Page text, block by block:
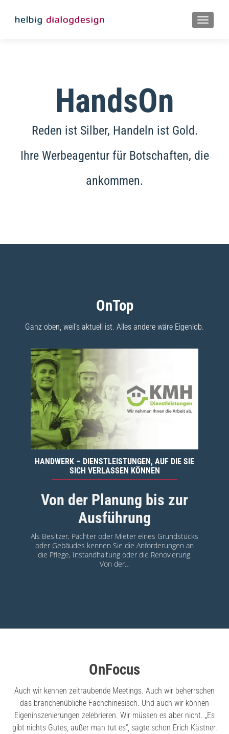
MENU
HandsOn
Reden ist Silber, Handeln ist Gold.
Ihre Werbeagentur für Botschaften, die
ankommen.
OnTop
Ganz oben, weil’s aktuell ist. Alles andere wäre Eigenlob.
AUF DIE SIE
bis zur
oder Mieter eines Grundstücks
Sie die Anforderungen an
oder die Renovierung.
EINZELHANDEL –
Michael Zander und Klaus
seit Ihrem Start vor 14 Jahren
Ihre hohe Kompetenz und den
im neuester
OnFocus
Auch wir kennen zeitraubende Meetings. Auch wir beherrschen
das branchenübliche Fachchinesisch. Und auch wir können
Eigeninszenierungen zelebrieren. Wir müssen es aber nicht. „Es
gibt nichts Gutes, außer man tut es“, sagte schon Erich Kästner.